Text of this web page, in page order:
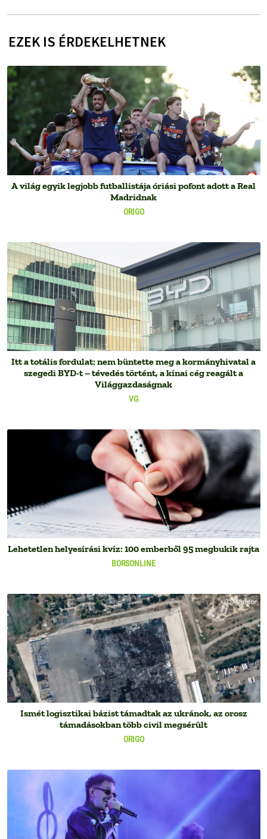
EZEK IS ÉRDEKELHETNEK
ORIGO
A világ egyik legjobb futballistája óriási pofont adott a Real
Madridnak
VG
Itt a totális fordulat: nem büntette meg a kormányhivatal a
szegedi BYD-t – tévedés történt, a kínai cég reagált a
Világgazdaságnak
BORSONLINE
Lehetetlen helyesírási kvíz: 100 emberből 95 megbukik rajta
ORIGO
Ismét logisztikai bázist támadtak az ukránok, az orosz
támadásokban több civil megsérült